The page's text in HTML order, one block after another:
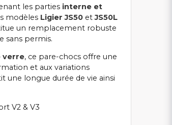
les parties interne et
modèles Ligier JS50 etJS50L
un remplacement robuste
sans permis.
verre, ce pare-chocs offre une
et aux variations
une longue durée de vie ainsi
V2 & V3